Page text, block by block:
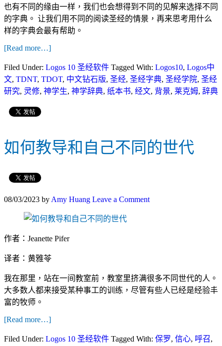
也有不同的缘由一样，我们也会想得到不同的见解来选择不同
的字典。 让我们用不同的阅读圣经的情景，再来思考用什么
样的字典会最有帮助。
[Read more…]
Filed Under: Logos 10 圣经软件 Tagged With: Logos10, Logos中
文, TDNT, TDOT, 中文钻石版, 圣经, 圣经字典, 圣经学院, 圣经
研究, 灵修, 神学生, 神学辞典, 纸本书, 经文, 背景, 莱克姆, 辞典
如何教导和自己不同的世代
08/03/2023 by Amy Huang Leave a Comment
作者：Jeanette Pifer
译者：黄雅苓
我在那里，站在一间教室前，教室里挤满很多不同世代的人。
大多数人都来接受某种事工的训练，尽管有些人已经是经验丰
富的牧师。
[Read more…]
Filed Under: Logos 10 圣经软件 Tagged With: 保罗, 信心, 呼召,